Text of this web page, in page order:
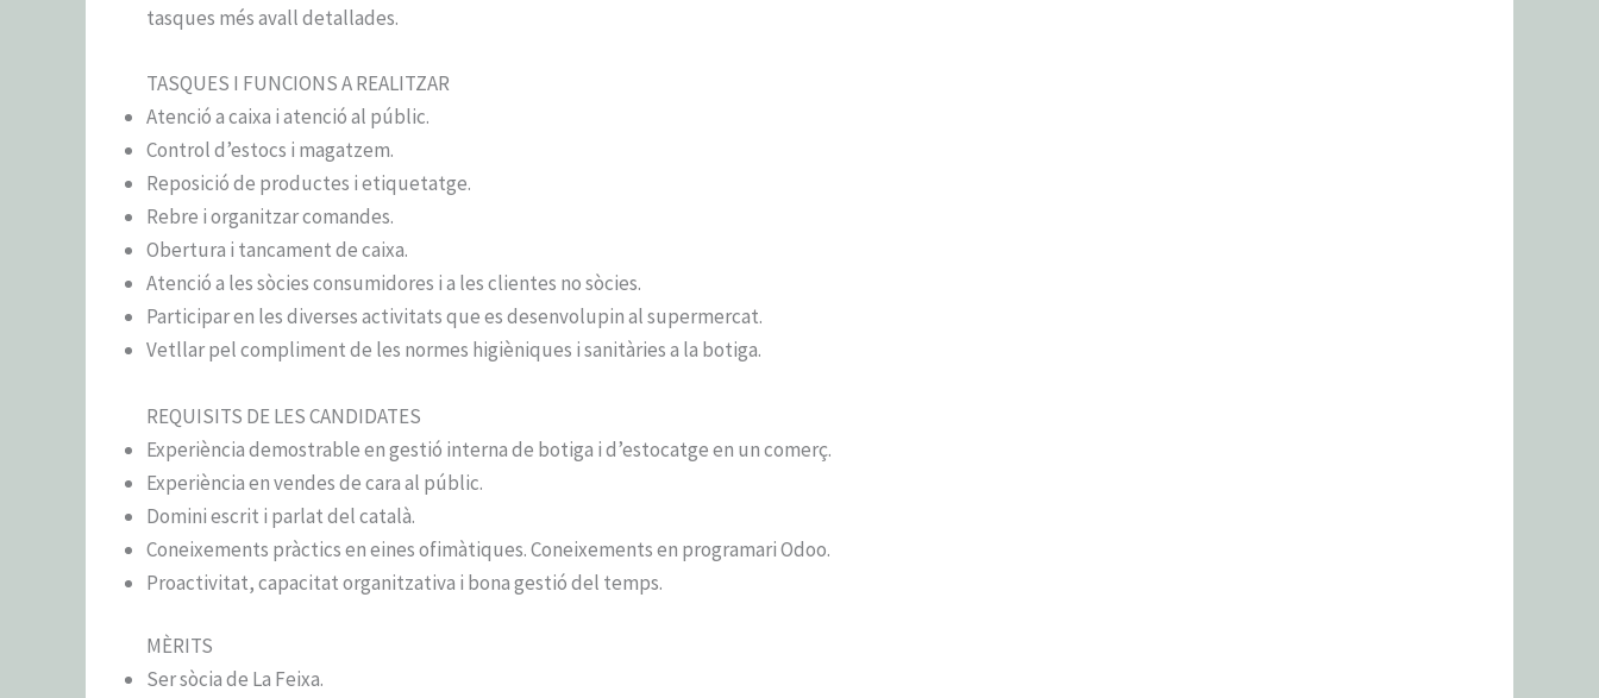
tasques més avall detallades.
TASQUES I FUNCIONS A REALITZAR
Atenció a caixa i atenció al públic.
Control d’estocs i magatzem.
Reposició de productes i etiquetatge.
Rebre i organitzar comandes.
Obertura i tancament de caixa.
Atenció a les sòcies consumidores i a les clientes no sòcies.
Participar en les diverses activitats que es desenvolupin al supermercat.
Vetllar pel compliment de les normes higièniques i sanitàries a la botiga.
REQUISITS DE LES CANDIDATES
Experiència demostrable en gestió interna de botiga i d’estocatge en un comerç.
Experiència en vendes de cara al públic.
Domini escrit i parlat del català.
Coneixements pràctics en eines ofimàtiques. Coneixements en programari Odoo.
Proactivitat, capacitat organitzativa i bona gestió del temps.
MÈRITS
Ser sòcia de La Feixa.